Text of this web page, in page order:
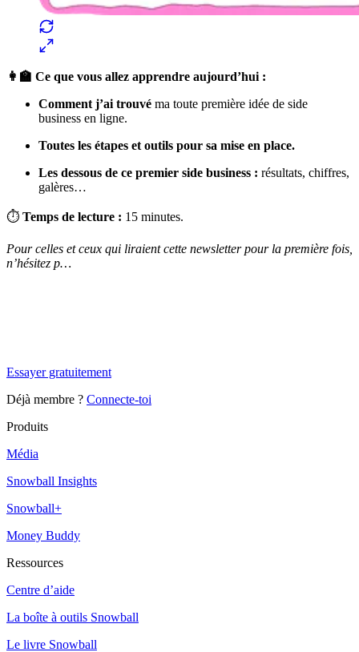
👩‍🏫 Ce que vous allez apprendre aujourd’hui :
Comment j’ai trouvé ma toute première idée de side
business en ligne.
Toutes les étapes et outils pour sa mise en place.
Les dessous de ce premier side business : résultats, chiffres,
galères…
⏱ Temps de lecture : 15 minutes.
Pour celles et ceux qui liraient cette newsletter pour la première fois,
n’hésitez p…
Essayer gratuitement
Déjà membre ? Connecte-toi
Produits
Média
Snowball Insights
Snowball+
Money Buddy
Ressources
Centre d’aide
La boîte à outils Snowball
Le livre Snowball